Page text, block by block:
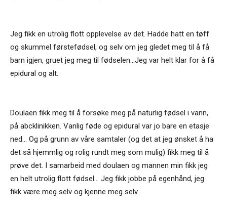
Jeg fikk en utrolig flott opplevelse av det. Hadde hatt en tøff
og skummel førstefødsel, og selv om jeg gledet meg til å få
barn igjen, gruet jeg meg til fødselen...Jeg var helt klar for å få
epidural og alt.
Doulaen fikk meg til å forsøke meg på naturlig fødsel i vann,
på abcklinikken. Vanlig føde og epidural var jo bare en etasje
ned... Og på grunn av våre samtaler (og det at jeg ønsket å ha
det så hjemmlig og rolig rundt meg som mulig) fikk meg til å
prøve det. I samarbeid med doulaen og mannen min fikk jeg
en helt utrolig flott fødsel... Jeg fikk jobbe på egenhånd, jeg
fikk være meg selv og kjenne meg selv.